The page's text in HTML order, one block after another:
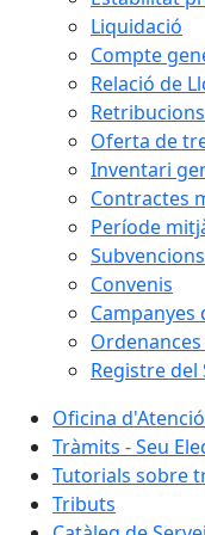
Liquidació
Compte
Relació de
Oferta de
Inventari
Contractes
Període
Convenis
Registre del
Oficina
Tràmits - Seu
Tutorials sobre
Tributs